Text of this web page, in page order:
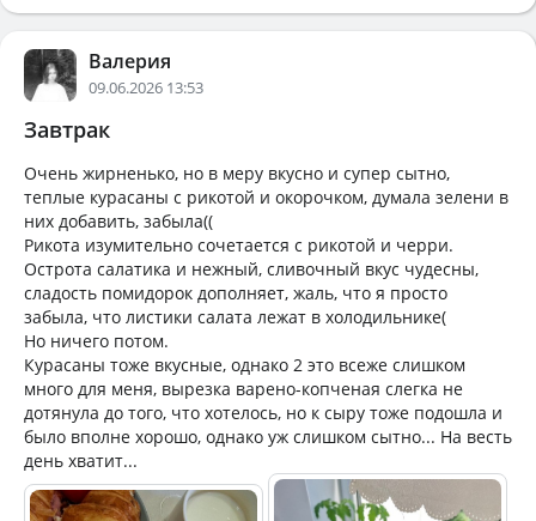
Валерия
09.06.2026 13:53
Завтрак
Очень жирненько, но в меру вкусно и супер сытно,
теплые курасаны с рикотой и окорочком, думала зелени в
них добавить, забыла((
Рикота изумительно сочетается с рикотой и черри.
Острота салатика и нежный, сливочный вкус чудесны,
сладость помидорок дополняет, жаль, что я просто
забыла, что листики салата лежат в холодильнике(
Но ничего потом.
Курасаны тоже вкусные, однако 2 это всеже слишком
много для меня, вырезка варено-копченая слегка не
дотянула до того, что хотелось, но к сыру тоже подошла и
было вполне хорошо, однако уж слишком сытно... На весть
день хватит...